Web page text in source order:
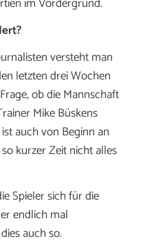
versteht man
letzten drei Wochen
ob die Mannschaft
Mike Büskens
auch von Beginn an
kurzer Zeit nicht alles
Spieler sich für die
endlich mal
auch so.